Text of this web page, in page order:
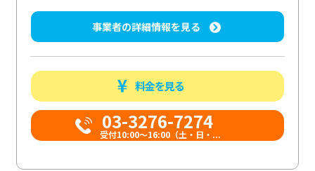
事業者の詳細情報を見る
料金を見る
03-3276-7274
受付10:00〜16:00（土・日・...